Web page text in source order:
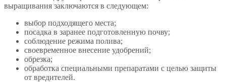
выращивания заключаются в следующем:
выбор подходящего места;
посадка в заранее подготовленную почву;
соблюдение режима полива;
своевременное внесение удобрений;
обрезка;
обработка специальными препаратами с целью защиты
от вредителей.